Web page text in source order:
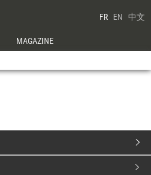
FR EN 中文
MAGAZINE